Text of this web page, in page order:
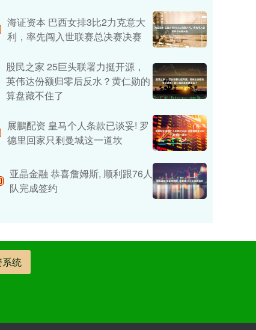
海证资本 巴西女排3比2力克意大
利，率先闯入世联赛总决赛决赛
股民之家 25巨头联署力挺开源，
英伟达份额归零后反水？黄仁勋的
算盘藏不住了
展鵬配资 皇马个人条款已谈妥! 罗
德里回家只剩曼城这一道坎
亚晶金融 恭喜詹姆斯, 顺利跟76人
队完成签约
统